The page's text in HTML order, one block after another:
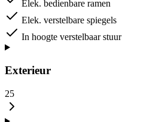
Elek. bedienbare ramen
Elek. verstelbare spiegels
In hoogte verstelbaar stuur
Exterieur
25